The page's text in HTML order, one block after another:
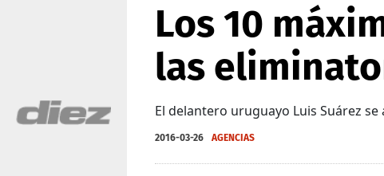
Los 10
las
El delantero uruguayo Luis Suárez
2016-03-26 AGENCIAS